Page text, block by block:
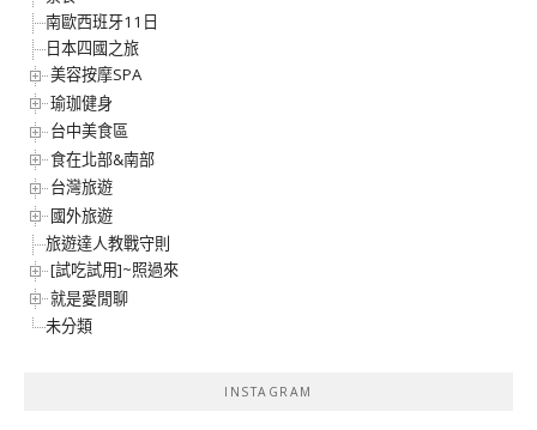
南歐西班牙11日
日本四國之旅
美容按摩SPA
瑜珈健身
台中美食區
食在北部&南部
台灣旅遊
國外旅遊
旅遊達人教戰守則
[試吃試用]~照過來
就是愛閒聊
未分類
INSTAGRAM